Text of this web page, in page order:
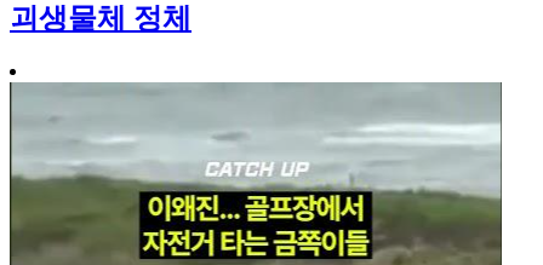
괴생물체 정체